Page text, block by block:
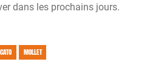
dans les prochains jours.
MOLLET